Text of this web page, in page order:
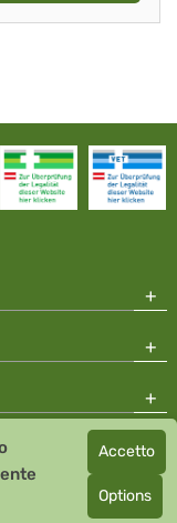
Apotheke
pharmaceutical
Accetto
Options